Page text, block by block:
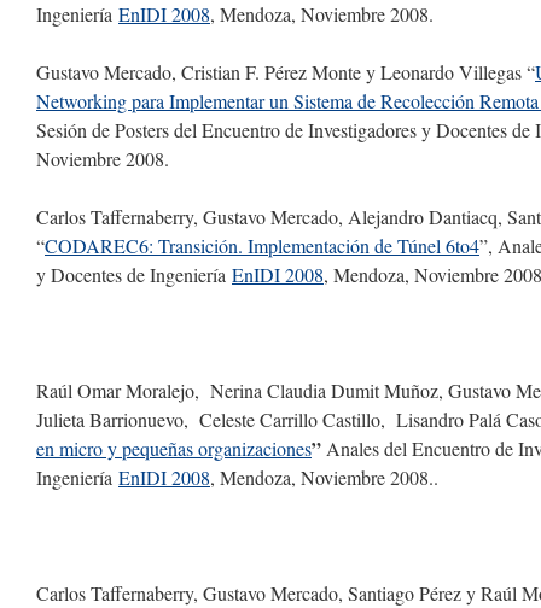
Ingeniería EnIDI 2008, Mendoza, Noviembre 2008.
Gustavo Mercado, Cristian F. Pérez Monte y Leonardo Villegas “
Networking para Implementar un Sistema de Recolección
Sesión de Posters del Encuentro de Investigadores y Docentes
Noviembre 2008.
Carlos Taffernaberry, Gustavo Mercado, Alejandro Dantiacq,
“CODAREC6: Transición. Implementación de Túnel 6to4”,
y Docentes de Ingeniería EnIDI 2008, Mendoza, Noviembre
Raúl Omar Moralejo, Nerina Claudia Dumit Muñoz, Gustavo
Julieta Barrionuevo, Celeste Carrillo Castillo, Lisandro Palá
en micro y pequeñas organizaciones” Anales del Encuentro de
Ingeniería EnIDI 2008, Mendoza, Noviembre 2008..
Carlos Taffernaberry, Gustavo Mercado, Santiago Pérez y Raúl